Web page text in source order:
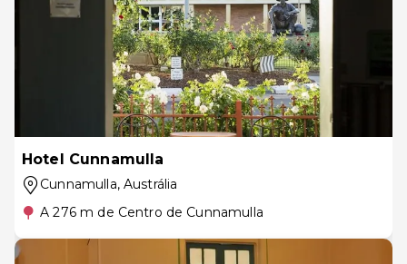
Hotel Cunnamulla
Cunnamulla, Austrália
A 276 m de Centro de Cunnamulla